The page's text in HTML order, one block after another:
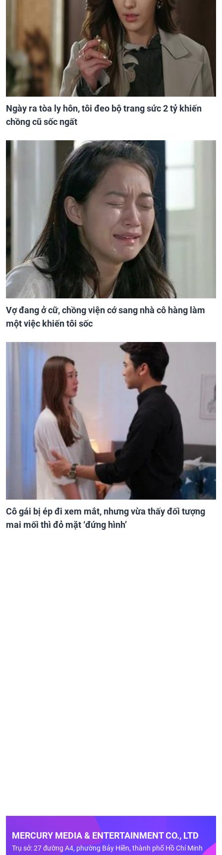
Ngày ra tòa ly hôn, tôi đeo bộ trang sức 2 tỷ khiến
chồng cũ sốc ngất
Vợ đang ở cữ, chồng viện cớ sang nhà cô hàng làm
một việc khiến tôi sốc
Cô gái bị ép đi xem mắt, nhưng vừa thấy đối tượng
mai mối thì đỏ mặt ‘đứng hình’
MERCURY MEDIA & ENTERTAINMENT CO., LTD
Trụ sở: 27 đường A4, phường Bảy Hiền, thành phố Hồ Chí Minh